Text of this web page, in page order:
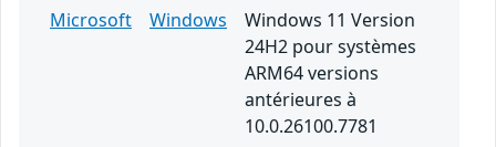
Microsoft
Windows
Windows 11 Version
24H2 pour systèmes
ARM64 versions
antérieures à
10.0.26100.7781